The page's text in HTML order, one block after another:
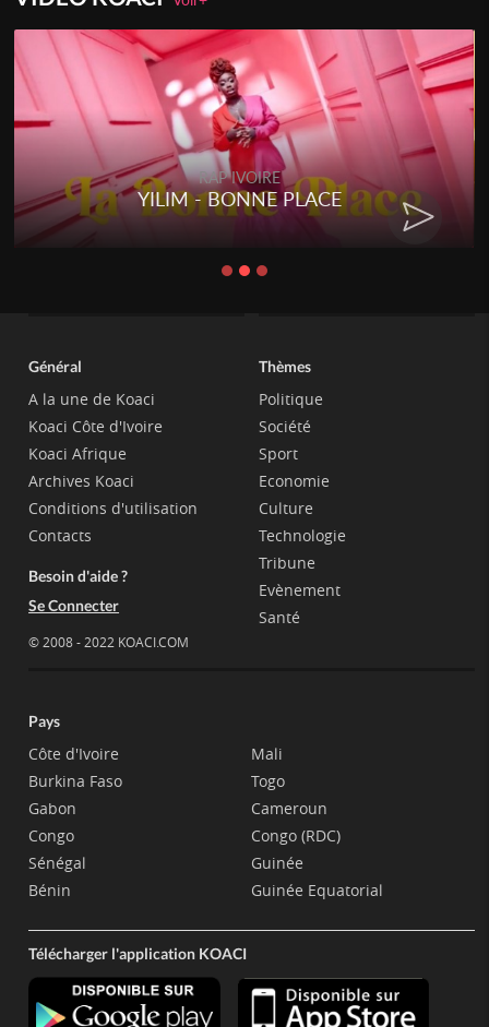
RAP IVOIRE
YILIM - BONNE PLACE
Général
A la une de Koaci
Koaci Côte d'Ivoire
Koaci Afrique
Archives Koaci
Conditions d'utilisation
Contacts
Besoin d'aide ?
Se Connecter
© 2008 - 2022 KOACI.COM
Thèmes
Politique
Société
Sport
Economie
Culture
Technologie
Tribune
Evènement
Santé
Pays
Côte d'Ivoire
Burkina Faso
Gabon
Congo
Sénégal
Bénin
Mali
Togo
Cameroun
Congo (RDC)
Guinée
Guinée Equatorial
Télécharger l'application KOACI